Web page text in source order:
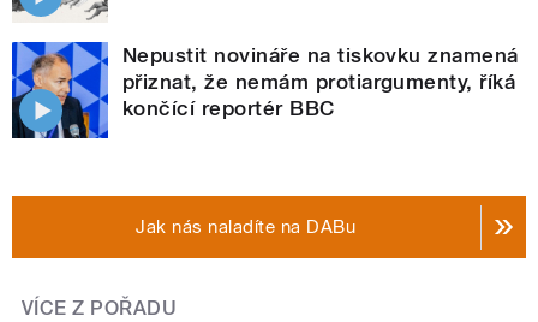
Nepustit novináře na tiskovku znamená
přiznat, že nemám protiargumenty, říká
končící reportér BBC
Jak nás naladíte na DABu
VÍCE Z POŘADU